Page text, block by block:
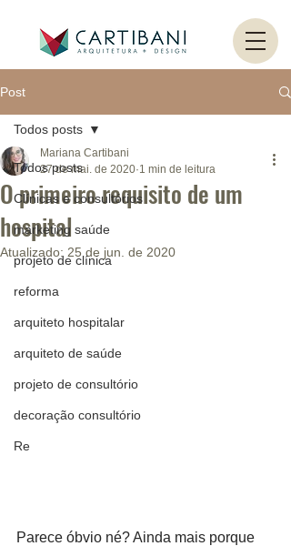
Post
Todos posts
Clínicas e consultórios
marketing saúde
projeto de clínica
reforma
arquiteto hospitalar
arquiteto de saúde
projeto de consultório
decoração consultório
Re
Todos posts
O primeiro requisito de um
hospital
Mariana Cartibani
27 de mai. de 2020 1 min de leitura
Atualizado: 25 de jun. de 2020
Parece óbvio né? Ainda mais porque